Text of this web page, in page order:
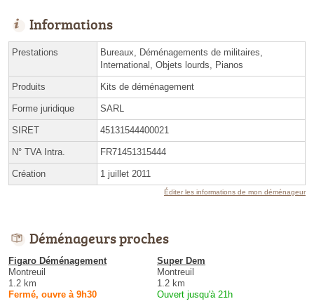
Informations
Prestations
Bureaux, Déménagements de militaires,
International, Objets lourds, Pianos
Produits Kits de déménagement
Forme juridique SARL
SIRET 45131544400021
N° TVA Intra. FR71451315444
Création 1 juillet 2011
Éditer les informations de mon déménageur
Déménageurs proches
Figaro Déménagement
Montreuil
1.2 km
Fermé, ouvre à 9h30
Super Dem
Montreuil
1.2 km
Ouvert jusqu'à 21h